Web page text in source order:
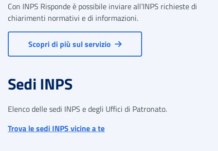
Con INPS Risponde è possibile inviare all’INPS richieste di
chiarimenti normativi e di informazioni.
Scopri di più sul servizio
Sedi INPS
Elenco delle sedi INPS e degli Uffici di Patronato.
Trova le sedi INPS vicine a te